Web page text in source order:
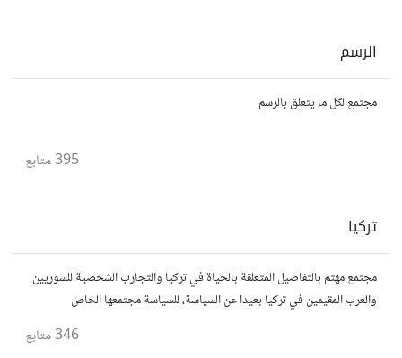
الرسم
مجتمع لكل ما يتعلق بالرسم
395متابع
تركيا
مجتمع مهتم بالتفاصيل المتعلقة بالحياة في تركيا والتجارب الشخصية للسوريين
والعرب المقيمين في تركيا بعيدا عن السياسة، للسياسة مجتمعها الخاص
346متابع